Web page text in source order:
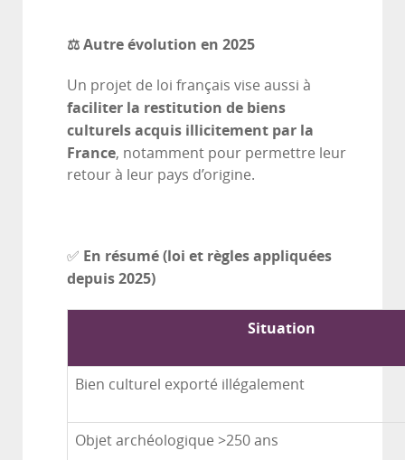
⚖️ Autre évolution en 2025
Un projet de loi français vise aussi à
faciliter la restitution de biens
culturels acquis illicitement par la
France, notamment pour permettre leur
retour à leur pays d’origine.
✅ En résumé (loi et règles appliquées
depuis 2025)
Situation
Bien culturel exporté illégalement
Objet archéologique >250 ans